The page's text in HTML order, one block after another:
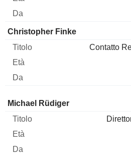
Christopher Finke
Contatto
Amministratore Titolo
Michael Rüdiger